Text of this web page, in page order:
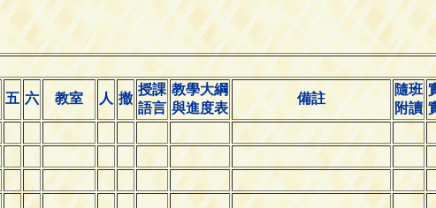
五 六 教室 人 撤
授課
語言
教學大綱
與進度表
備註
隨班
附讀